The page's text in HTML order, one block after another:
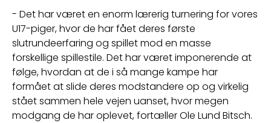
- Det har været en enorm lærerig turnering for vores
U17-piger, hvor de har fået deres første
slutrundeerfaring og spillet mod en masse
forskellige spillestile. Det har været imponerende at
følge, hvordan at de i så mange kampe har
formået at slide deres modstandere op og virkelig
stået sammen hele vejen uanset, hvor megen
modgang de har oplevet, fortæller Ole Lund Bitsch.